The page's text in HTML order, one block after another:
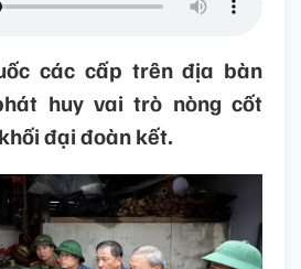
các cấp trên địa bàn
huy vai trò nòng cốt
đại đoàn kết.